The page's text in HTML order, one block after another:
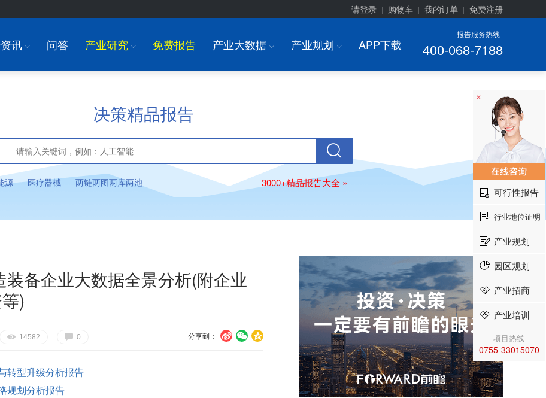
请登录 购物车 我的订单 免费注册
报告服务热线
400-068-7188
讯 I 问答 产业研究 I 免费报告 产业大数据 I 产业规划 I APP下载
决策精品报告
源 医疗器械 两链两图两库两池 3000+精品报告大全 »
备企业大数据全景分析(附企业
)
U V c
分享到：
E 14582 G 0
转型升级分析报告
规划分析报告
×
可行性报告
行业地位证明
产业规划
园区规划
产业招商
产业培训
项目热线
0755-33015070